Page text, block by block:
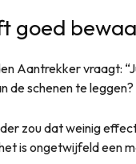
goed
Aantrekker vraagt:
de schenen te
zou dat weinig
is ongetwijfeld een